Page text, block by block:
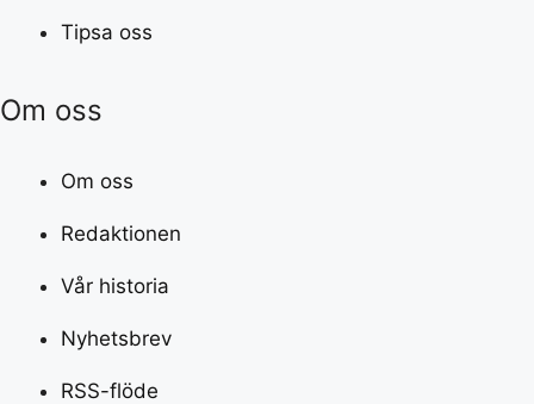
Tipsa oss
Om oss
Om oss
Redaktionen
Vår historia
Nyhetsbrev
RSS-flöde